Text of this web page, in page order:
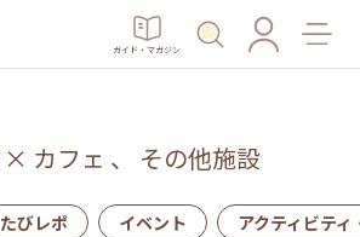
ガイド・マガジン
× カフェ 、 その他施設
たびレポ イベント アクティビティ